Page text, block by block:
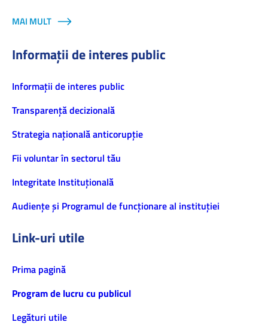
MAI MULT
Informații de interes public
Informaţii de interes public
Transparență decizională
Strategia națională anticorupție
Fii voluntar în sectorul tău
Integritate Instituțională
Audiențe și Programul de funcționare al instituției
Link-uri utile
Prima pagină
Program de lucru cu publicul
Legături utile